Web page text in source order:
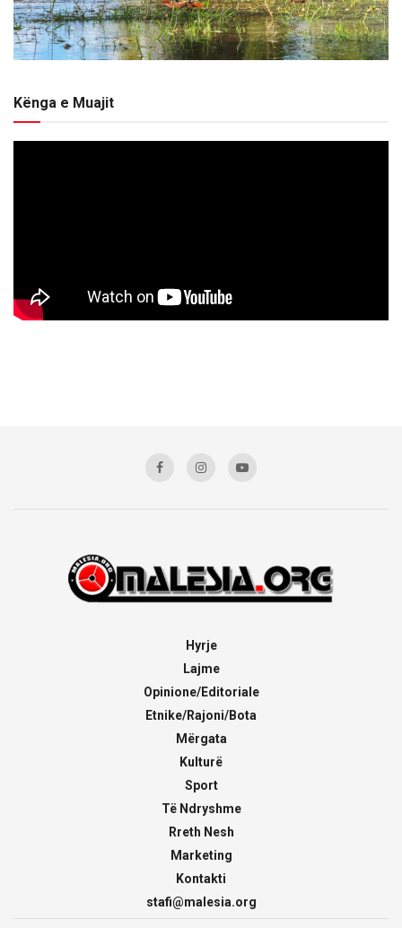
Kënga e Muajit
Hyrje
Lajme
Opinione/Editoriale
Etnike/Rajoni/Bota
Mërgata
Kulturë
Sport
Të Ndryshme
Rreth Nesh
Marketing
Kontakti
stafi@malesia.org